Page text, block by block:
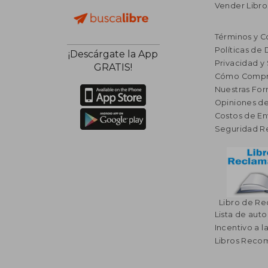
¡Descárgate la App
GRATIS!
Vender
Términos y
Políticas de
Privacidad y
Cómo
Nuestras
Opiniones
Costos de
Seguridad
Libro de
Lista de
Incentivo a
Libros